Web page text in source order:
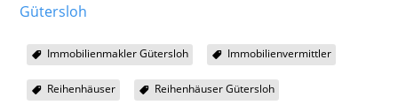
Gütersloh
Immobilienmakler Gütersloh Immobilienvermittler
Reihenhäuser Reihenhäuser Gütersloh